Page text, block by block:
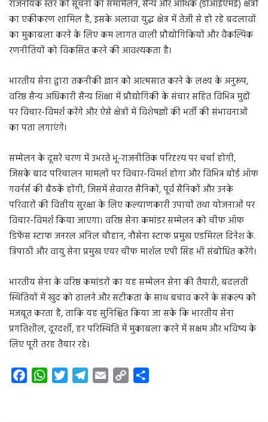
राजनयिक स्तर की सूचना का समामेलन, सैन्य और आर्थिक (डीआईएमई) क्षेत्रों
का एकीकरण शामिल है, इसके अलावा युद्ध क्षेत्र में तेजी से हो रहे बदलावों
का मुकाबला करने के लिए कम लागत वाली प्रौद्योगिकियों और वैकल्पिक
रणनीतियों को विकसित करने की आवश्यकता है।
भारतीय सेना द्वारा तकनीकी ज्ञान को आत्मसात करने के लक्ष्य के अनुरूप,
वरिष्ठ सैन्य अधिकारी सैन्य शिक्षा में प्रौद्योगिकी के संचार सहित विभिन्न मुद्दों
पर विचार-विमर्श करेंगे और ऐसे क्षेत्रों में विशेषज्ञों की भर्ती की संभावनाओं
का पता लगाएंगे।
सम्मेलन के दूसरे चरण में उभरते भू-राजनीतिक परिदृश्य पर चर्चा होगी,
जिसके बाद परिचालन मामलों पर विचार-विमर्श होगा और विभिन्न बोर्ड ऑफ
गवर्नर्स की बैठकें होंगी, जिसमें सेवारत सैनिकों, पूर्व सैनिकों और उनके
परिवारों की वित्तीय सुरक्षा के लिए कल्याणकारी उपायों तथा योजनाओं पर
विचार-विमर्श किया जाएगा। वरिष्ठ सेना कमांडर सम्मेलन को चीफ ऑफ
डिफेंस स्टाफ जनरल अनिल चौहान, नौसेना स्टाफ प्रमुख एडमिरल दिनेश के.
त्रिपाठी और वायु सेना प्रमुख एयर चीफ मार्शल एपी सिंह भी संबोधित करेंगे।
भारतीय सेना के वरिष्ठ कमांडरों का यह सम्मेलन सेना की तैयारी, बदलती
स्थितियों में खुद को ढालने और सटीकता के साथ बचाव करने के संकल्प को
मजबूत करता है, ताकि यह सुनिश्चित किया जा सके कि भारतीय सेना
प्रगतिशील, दूरदर्शी, हर परिस्थिति में मुकाबला करने में सक्षम और भविष्य के
लिए पूरी तरह तैयार रहे।
W